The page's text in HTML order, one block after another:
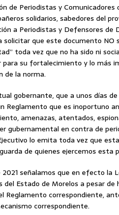
de Periodistas y Comunicadores
solidarios, sabedores del
a Periodistas y Defensores de
que este documento NO
toda vez que no ha sido ni
su fortalecimiento y lo más
de la norma.
gobernante, que a unos días
Reglamento que es inoportuno
amenazas, atentados,
gubernamental en contra de
lo emita toda vez que
de quienes ejercemos esta
señalamos que en efecto la
Estado de Morelos a pesar de
Reglamento correspondiente,
correspondiente.